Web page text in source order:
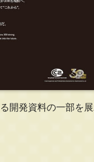
開発資料の一部を